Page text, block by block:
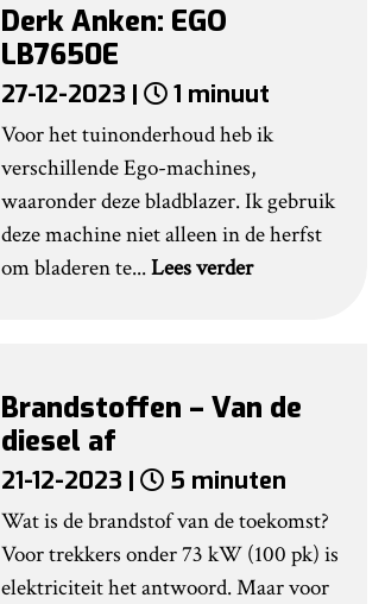
Derk Anken: EGO
LB7650E
27-12-2023 | 1 minuut
Voor het tuinonderhoud heb ik
verschillende Ego-machines,
waaronder deze bladblazer. Ik gebruik
deze machine niet alleen in de herfst
om bladeren te...Lees verder
Brandstoffen – Van de
diesel af
21-12-2023 | 5 minuten
Wat is de brandstof van de toekomst?
Voor trekkers onder 73 kW (100 pk) is
elektriciteit het antwoord. Maar voor